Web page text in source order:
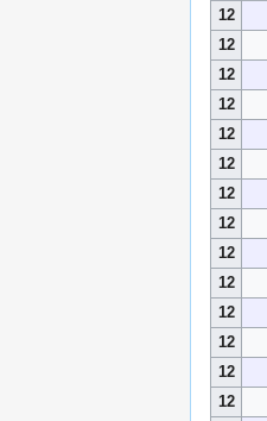
12
12
12
12
12
12
12
12
12
12
12
12
12
12